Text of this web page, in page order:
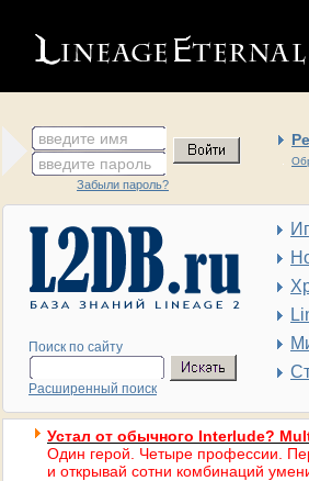
введите имя
введите пароль
Забыли пароль?
Поиск по сайту
Расширенный поиск
Устал от обычного Interlude?
Один герой. Четыре профессии.
и открывай сотни комбинаций